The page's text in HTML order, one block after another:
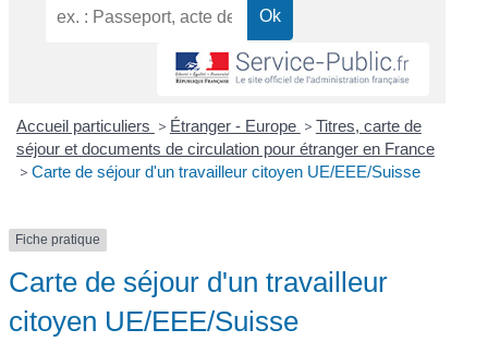
Accueil particuliers > Étranger - Europe > Titres, carte de
séjour et documents de circulation pour étranger en France
> Carte de séjour d'un travailleur citoyen UE/EEE/Suisse
Fiche pratique
Carte de séjour d'un travailleur
citoyen UE/EEE/Suisse